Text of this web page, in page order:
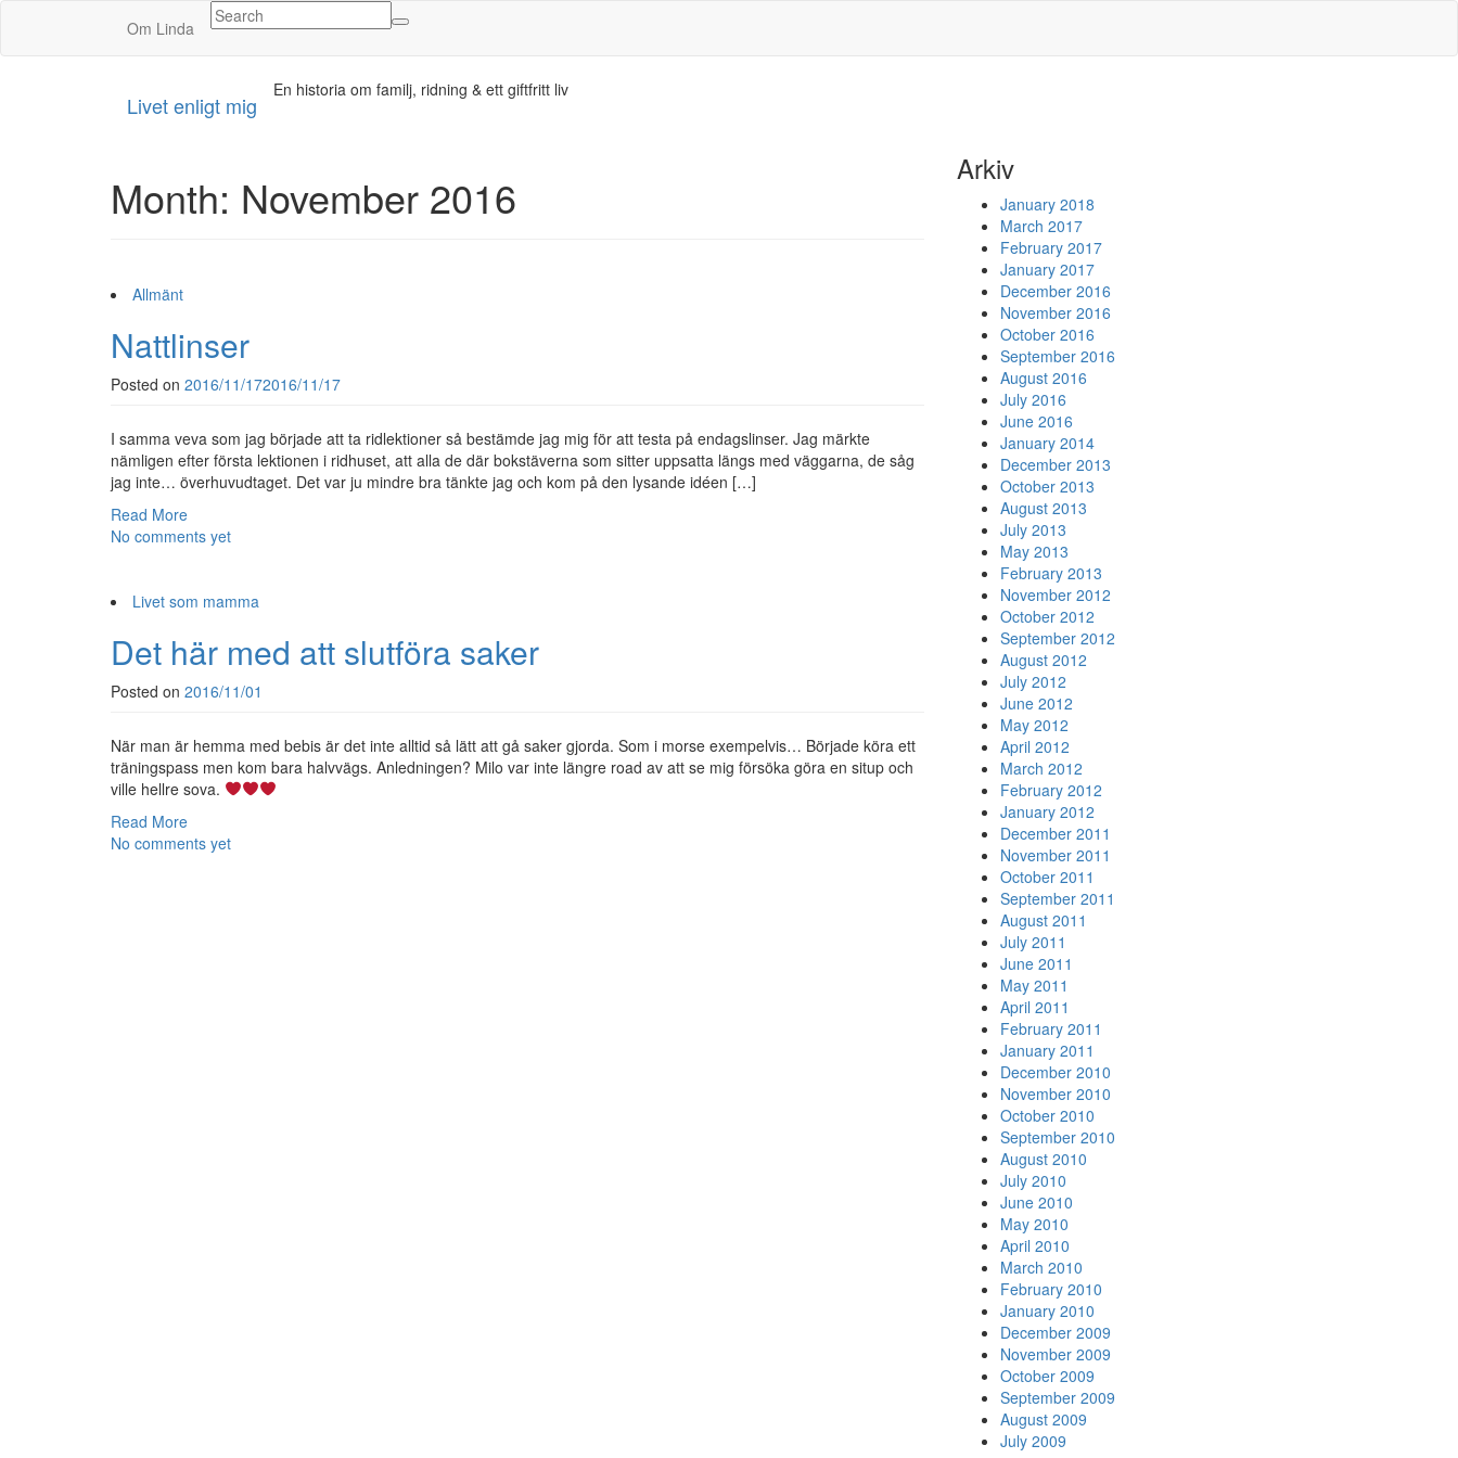
Om Linda
Livet enligt mig
En historia om familj, ridning & ett giftfritt liv
Month: November 2016
Allmänt
Nattlinser
Posted on 2016/11/172016/11/17
I samma veva som jag började att ta ridlektioner så bestämde jag mig för att testa på endagslinser. Jag märkte
nämligen efter första lektionen i ridhuset, att alla de där bokstäverna som sitter uppsatta längs med väggarna, de såg
jag inte… överhuvudtaget. Det var ju mindre bra tänkte jag och kom på den lysande idéen […]
Read More
No comments yet
Livet som mamma
Det här med att slutföra saker
Posted on 2016/11/01
När man är hemma med bebis är det inte alltid så lätt att gå saker gjorda. Som i morse exempelvis… Började köra ett
träningspass men kom bara halvvägs. Anledningen? Milo var inte längre road av att se mig försöka göra en situp och
ville hellre sova.
Read More
No comments yet
Arkiv
January 2018
March 2017
February 2017
January 2017
December 2016
November 2016
October 2016
September 2016
August 2016
July 2016
June 2016
January 2014
December 2013
October 2013
August 2013
July 2013
May 2013
February 2013
November 2012
October 2012
September 2012
August 2012
July 2012
June 2012
May 2012
April 2012
March 2012
February 2012
January 2012
December 2011
November 2011
October 2011
September 2011
August 2011
July 2011
June 2011
May 2011
April 2011
February 2011
January 2011
December 2010
November 2010
October 2010
September 2010
August 2010
July 2010
June 2010
May 2010
April 2010
March 2010
February 2010
January 2010
December 2009
November 2009
October 2009
September 2009
August 2009
July 2009